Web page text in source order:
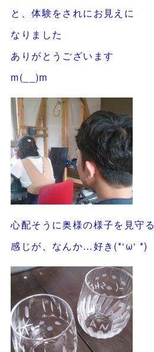
と、体験をされにお見えに
なりました
ありがとうございます
m(__)m
心配そうに奥様の様子を見守る
感じが、なんか…好き(*‘ω‘ *)